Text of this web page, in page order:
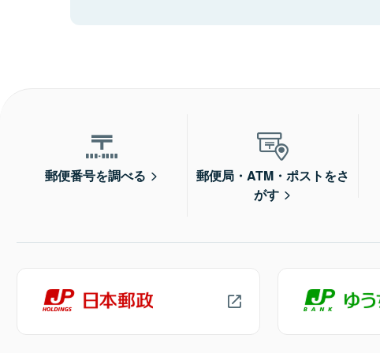
郵便番号を調べる
郵便局・ATM・ポストをさ
がす